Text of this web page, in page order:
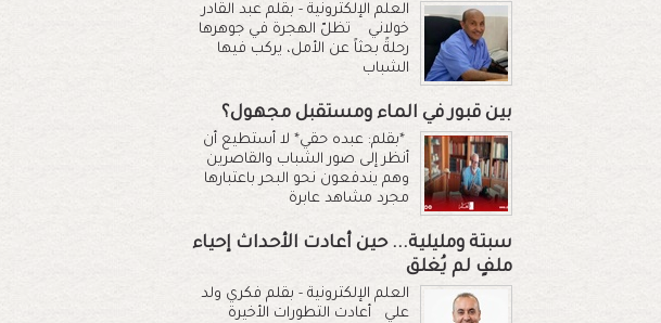
العلم الإلكترونية - بقلم عبد القادر
خولاني تظلّ الهجرة في جوهرها
رحلةً بحثاً عن الأمل، يركب فيها
الشباب
بين قبور في الماء ومستقبل مجهول؟
*بقلم: عبده حقي* لا أستطيع أن
أنظر إلى صور الشباب والقاصرين
وهم يندفعون نحو البحر باعتبارها
مجرد مشاهد عابرة
سبتة ومليلية... حين أعادت الأحداث إحياء
ملفٍ لم يُغلق
العلم الإلكترونية - بقلم فكري ولد
علي أعادت التطورات الأخيرة